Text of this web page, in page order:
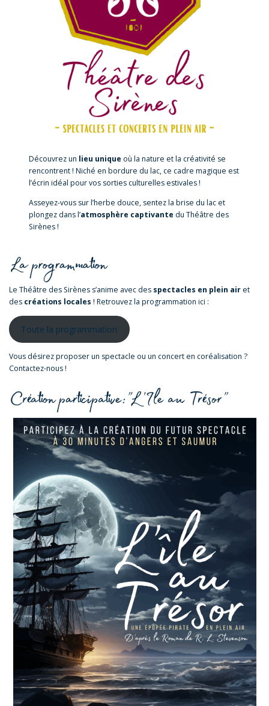
Découvrez un lieu unique où la nature et la créativité se
rencontrent ! Niché en bordure du lac, ce cadre magique est
l’écrin idéal pour vos sorties culturelles estivales !
Asseyez-vous sur l’herbe douce, sentez la brise du lac et
plongez dans l’atmosphère captivante du Théâtre des
Sirènes !
Le Théâtre des Sirènes s’anime avec des spectacles en plein air et
des créations locales ! Retrouvez la programmation ici :
Toute la programmation
Vous désirez proposer un spectacle ou un concert en coréalisation ?
Contactez-nous !